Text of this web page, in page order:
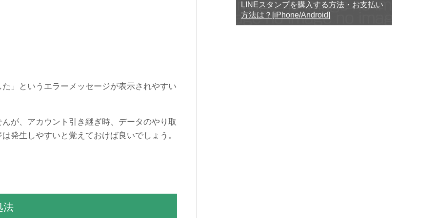
」というエラーメッセージが表示されやすい
が、アカウント引き継ぎ時、データのやり取
発生しやすいと覚えておけば良いでしょう。
法
LINEスタンプを購入する方法・お支払い
方法は？[iPhone/Android]